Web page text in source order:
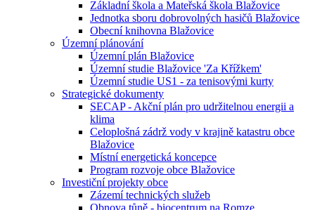
Základní škola a Mateřská škola Blažovice
Jednotka sboru dobrovolných hasičů Blažovice
Obecní knihovna Blažovice
Územní plánování
Územní plán Blažovice
Územní studie Blažovice 'Za Křížkem'
Územní studie US1 - za tenisovými kurty
Strategické dokumenty
SECAP - Akční plán pro udržitelnou energii a
klima
Celoplošná zádrž vody v krajině katastru obce
Blažovice
Místní energetická koncepce
Program rozvoje obce Blažovice
Investiční projekty obce
Zázemí technických služeb
Obnova tůně - biocentrum na Romze